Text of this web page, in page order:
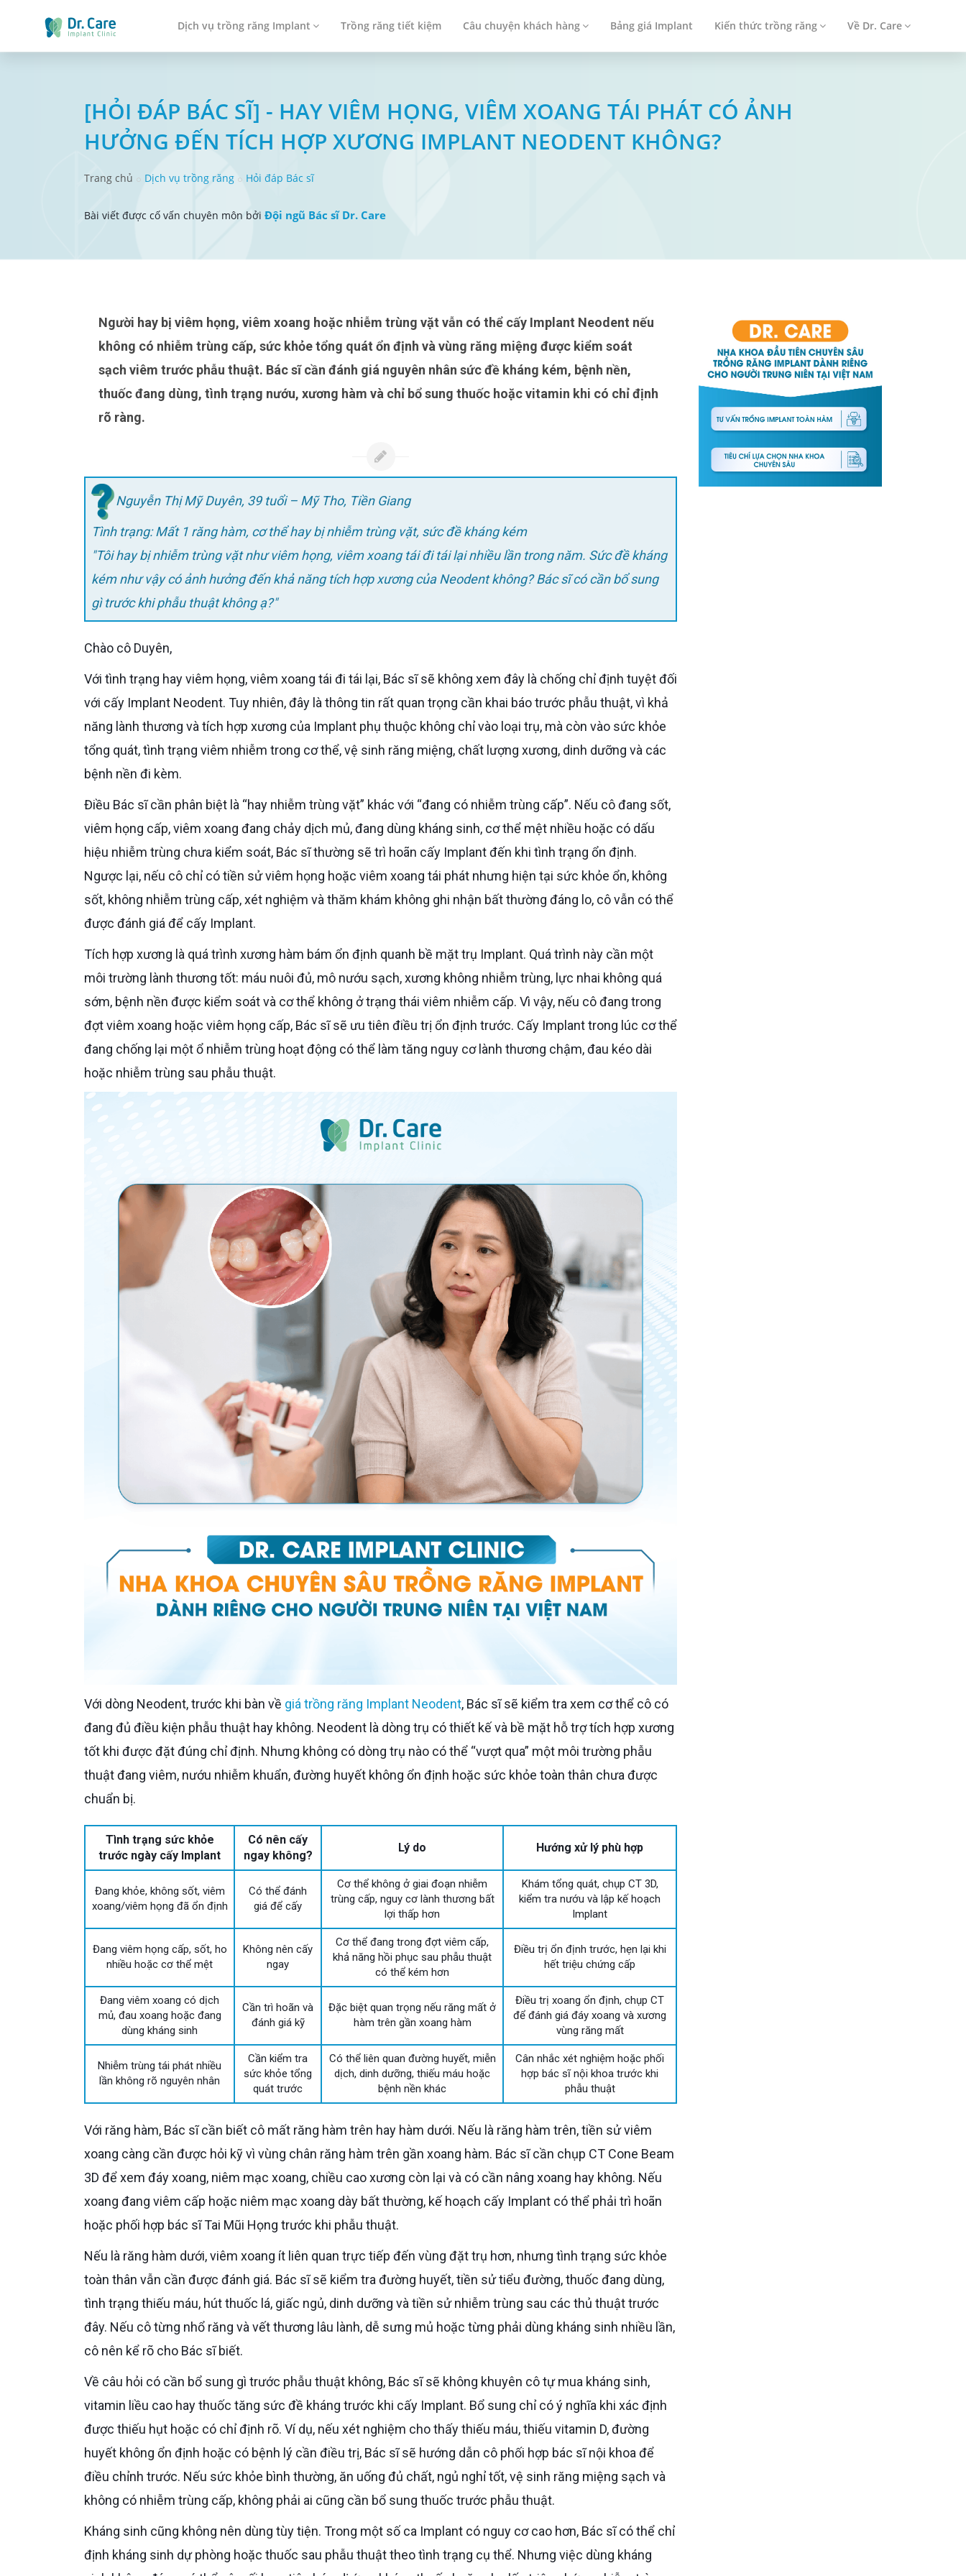
Dịch vụ trồng răng Implant Trồng răng tiết kiệm Câu chuyện khách hàng Bảng giá Implant Kiến thức trồng răng Về Dr. Care
[HỎI ĐÁP BÁC SĨ] - HAY VIÊM HỌNG, VIÊM XOANG TÁI PHÁT CÓ ẢNH
HƯỞNG ĐẾN TÍCH HỢP XƯƠNG IMPLANT NEODENT KHÔNG?
Trang chủ Dịch vụ trồng răng Hỏi đáp Bác sĩ
Bài viết được cố vấn chuyên môn bởi Đội ngũ Bác sĩ Dr. Care
Người hay bị viêm họng, viêm xoang hoặc nhiễm trùng vặt vẫn có thể cấy Implant Neodent nếu
không có nhiễm trùng cấp, sức khỏe tổng quát ổn định và vùng răng miệng được kiểm soát
sạch viêm trước phẫu thuật. Bác sĩ cần đánh giá nguyên nhân sức đề kháng kém, bệnh nền,
thuốc đang dùng, tình trạng nướu, xương hàm và chỉ bổ sung thuốc hoặc vitamin khi có chỉ định
rõ ràng.
Nguyễn Thị Mỹ Duyên, 39 tuổi – Mỹ Tho, Tiền Giang
Tình trạng: Mất 1 răng hàm, cơ thể hay bị nhiễm trùng vặt, sức đề kháng kém
"Tôi hay bị nhiễm trùng vặt như viêm họng, viêm xoang tái đi tái lại nhiều lần trong năm. Sức đề kháng
kém như vậy có ảnh hưởng đến khả năng tích hợp xương của Neodent không? Bác sĩ có cần bổ sung
gì trước khi phẫu thuật không ạ?"
Chào cô Duyên,
Với tình trạng hay viêm họng, viêm xoang tái đi tái lại, Bác sĩ sẽ không xem đây là chống chỉ định tuyệt đối
với cấy Implant Neodent. Tuy nhiên, đây là thông tin rất quan trọng cần khai báo trước phẫu thuật, vì khả
năng lành thương và tích hợp xương của Implant phụ thuộc không chỉ vào loại trụ, mà còn vào sức khỏe
tổng quát, tình trạng viêm nhiễm trong cơ thể, vệ sinh răng miệng, chất lượng xương, dinh dưỡng và các
bệnh nền đi kèm.
Điều Bác sĩ cần phân biệt là “hay nhiễm trùng vặt” khác với “đang có nhiễm trùng cấp”. Nếu cô đang sốt,
viêm họng cấp, viêm xoang đang chảy dịch mủ, đang dùng kháng sinh, cơ thể mệt nhiều hoặc có dấu
hiệu nhiễm trùng chưa kiểm soát, Bác sĩ thường sẽ trì hoãn cấy Implant đến khi tình trạng ổn định.
Ngược lại, nếu cô chỉ có tiền sử viêm họng hoặc viêm xoang tái phát nhưng hiện tại sức khỏe ổn, không
sốt, không nhiễm trùng cấp, xét nghiệm và thăm khám không ghi nhận bất thường đáng lo, cô vẫn có thể
được đánh giá để cấy Implant.
Tích hợp xương là quá trình xương hàm bám ổn định quanh bề mặt trụ Implant. Quá trình này cần một
môi trường lành thương tốt: máu nuôi đủ, mô nướu sạch, xương không nhiễm trùng, lực nhai không quá
sớm, bệnh nền được kiểm soát và cơ thể không ở trạng thái viêm nhiễm cấp. Vì vậy, nếu cô đang trong
đợt viêm xoang hoặc viêm họng cấp, Bác sĩ sẽ ưu tiên điều trị ổn định trước. Cấy Implant trong lúc cơ thể
đang chống lại một ổ nhiễm trùng hoạt động có thể làm tăng nguy cơ lành thương chậm, đau kéo dài
hoặc nhiễm trùng sau phẫu thuật.
Với dòng Neodent, trước khi bàn về giá trồng răng Implant Neodent, Bác sĩ sẽ kiểm tra xem cơ thể cô có
đang đủ điều kiện phẫu thuật hay không. Neodent là dòng trụ có thiết kế và bề mặt hỗ trợ tích hợp xương
tốt khi được đặt đúng chỉ định. Nhưng không có dòng trụ nào có thể “vượt qua” một môi trường phẫu
thuật đang viêm, nướu nhiễm khuẩn, đường huyết không ổn định hoặc sức khỏe toàn thân chưa được
chuẩn bị.
Tình trạng sức khỏe
trước ngày cấy Implant
Có nên cấy
ngay không?
Lý do Hướng xử lý phù hợp
Đang khỏe, không sốt, viêm
xoang/viêm họng đã ổn định
Có thể đánh
giá để cấy
Cơ thể không ở giai đoạn nhiễm
trùng cấp, nguy cơ lành thương bất
lợi thấp hơn
Khám tổng quát, chụp CT 3D,
kiểm tra nướu và lập kế hoạch
Implant
Đang viêm họng cấp, sốt, ho
nhiều hoặc cơ thể mệt
Không nên cấy
ngay
Cơ thể đang trong đợt viêm cấp,
khả năng hồi phục sau phẫu thuật
có thể kém hơn
Điều trị ổn định trước, hẹn lại khi
hết triệu chứng cấp
Đang viêm xoang có dịch
mủ, đau xoang hoặc đang
dùng kháng sinh
Cần trì hoãn và
đánh giá kỹ
Đặc biệt quan trọng nếu răng mất ở
hàm trên gần xoang hàm
Điều trị xoang ổn định, chụp CT
để đánh giá đáy xoang và xương
vùng răng mất
Nhiễm trùng tái phát nhiều
lần không rõ nguyên nhân
Cần kiểm tra
sức khỏe tổng
quát trước
Có thể liên quan đường huyết, miễn
dịch, dinh dưỡng, thiếu máu hoặc
bệnh nền khác
Cân nhắc xét nghiệm hoặc phối
hợp bác sĩ nội khoa trước khi
phẫu thuật
Với răng hàm, Bác sĩ cần biết cô mất răng hàm trên hay hàm dưới. Nếu là răng hàm trên, tiền sử viêm
xoang càng cần được hỏi kỹ vì vùng chân răng hàm trên gần xoang hàm. Bác sĩ cần chụp CT Cone Beam
3D để xem đáy xoang, niêm mạc xoang, chiều cao xương còn lại và có cần nâng xoang hay không. Nếu
xoang đang viêm cấp hoặc niêm mạc xoang dày bất thường, kế hoạch cấy Implant có thể phải trì hoãn
hoặc phối hợp bác sĩ Tai Mũi Họng trước khi phẫu thuật.
Nếu là răng hàm dưới, viêm xoang ít liên quan trực tiếp đến vùng đặt trụ hơn, nhưng tình trạng sức khỏe
toàn thân vẫn cần được đánh giá. Bác sĩ sẽ kiểm tra đường huyết, tiền sử tiểu đường, thuốc đang dùng,
tình trạng thiếu máu, hút thuốc lá, giấc ngủ, dinh dưỡng và tiền sử nhiễm trùng sau các thủ thuật trước
đây. Nếu cô từng nhổ răng và vết thương lâu lành, dễ sưng mủ hoặc từng phải dùng kháng sinh nhiều lần,
cô nên kể rõ cho Bác sĩ biết.
Về câu hỏi có cần bổ sung gì trước phẫu thuật không, Bác sĩ sẽ không khuyên cô tự mua kháng sinh,
vitamin liều cao hay thuốc tăng sức đề kháng trước khi cấy Implant. Bổ sung chỉ có ý nghĩa khi xác định
được thiếu hụt hoặc có chỉ định rõ. Ví dụ, nếu xét nghiệm cho thấy thiếu máu, thiếu vitamin D, đường
huyết không ổn định hoặc có bệnh lý cần điều trị, Bác sĩ sẽ hướng dẫn cô phối hợp bác sĩ nội khoa để
điều chỉnh trước. Nếu sức khỏe bình thường, ăn uống đủ chất, ngủ nghỉ tốt, vệ sinh răng miệng sạch và
không có nhiễm trùng cấp, không phải ai cũng cần bổ sung thuốc trước phẫu thuật.
Kháng sinh cũng không nên dùng tùy tiện. Trong một số ca Implant có nguy cơ cao hơn, Bác sĩ có thể chỉ
định kháng sinh dự phòng hoặc thuốc sau phẫu thuật theo tình trạng cụ thể. Nhưng việc dùng kháng